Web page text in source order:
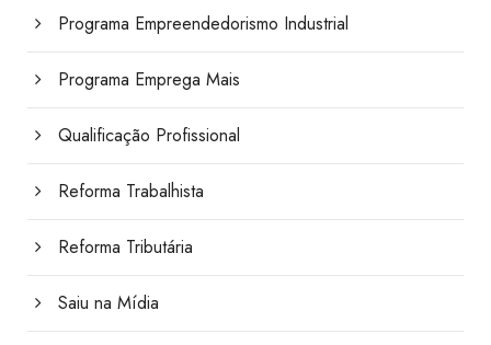
Programa Empreendedorismo Industrial
Programa Emprega Mais
Qualificação Profissional
Reforma Trabalhista
Reforma Tributária
Saiu na Mídia